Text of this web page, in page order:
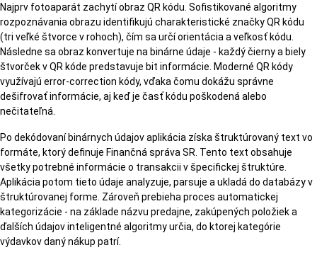
Najprv fotoaparát zachytí obraz QR kódu. Sofistikované algoritmy
rozpoznávania obrazu identifikujú charakteristické značky QR kódu
(tri veľké štvorce v rohoch), čím sa určí orientácia a veľkosť kódu.
Následne sa obraz konvertuje na binárne údaje - každý čierny a biely
štvorček v QR kóde predstavuje bit informácie. Moderné QR kódy
využívajú error-correction kódy, vďaka čomu dokážu správne
dešifrovať informácie, aj keď je časť kódu poškodená alebo
nečitateľná.
Po dekódovaní binárnych údajov aplikácia získa štruktúrovaný text vo
formáte, ktorý definuje Finančná správa SR. Tento text obsahuje
všetky potrebné informácie o transakcii v špecifickej štruktúre.
Aplikácia potom tieto údaje analyzuje, parsuje a ukladá do databázy v
štruktúrovanej forme. Zároveň prebieha proces automatickej
kategorizácie - na základe názvu predajne, zakúpených položiek a
ďalších údajov inteligentné algoritmy určia, do ktorej kategórie
výdavkov daný nákup patrí.